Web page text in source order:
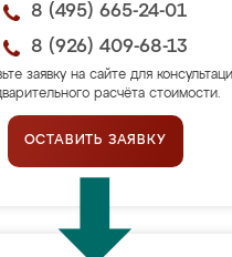
8 (495) 665-24-01
8 (926) 409-68-13
заявку на сайте для
расчёта стоимости.
ОСТАВИТЬ ЗАЯВКУ